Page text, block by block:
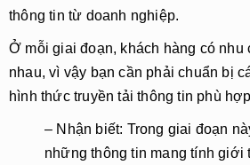
thông tin từ doanh nghiệp.
Ở mỗi giai đoạn, khách hàng có nhu
nhau, vì vậy bạn cần phải chuẩn bị
hình thức truyền tải thông tin phù
– Nhận biết: Trong giai đoạn
những thông tin mang tính giới